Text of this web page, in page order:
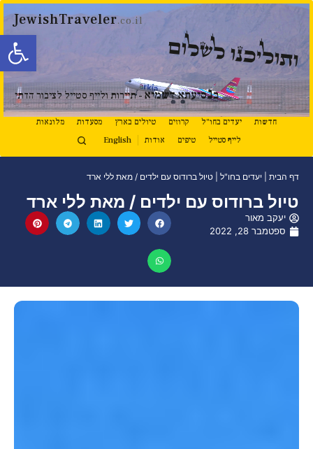
פתח
JewishTraveler.co.il
ותוליכנו לשלום
בנסיעתא דשמיא- תיירות ולייף סטייל לציבור הדתי
חדשות יעדים בחו"ל קרוזים טיולים בארץ מסעדות
מלונאות
לייף סטייל
טיפים אודות English
דף הבית יעדים בחו"ל טיול ברודוס עם ילדים / מאת ללי ארד
טיול ברודוס עם ילדים / מאת ללי ארד
יעקב מאור
ספטמבר 28, 2022